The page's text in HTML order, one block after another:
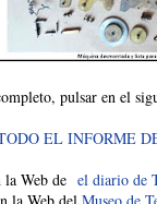
pulsar en el
EL INFORME
Web de el diario de